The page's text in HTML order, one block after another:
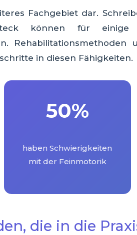
Fachgebiet dar.
können für einige
Rehabilitationsmethoden
in diesen Fähigkeiten.
50%
haben Schwierigkeiten
mit der Feinmotorik
die in die